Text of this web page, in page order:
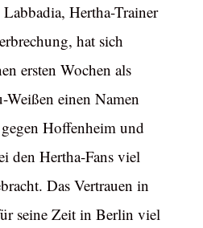
Hertha-Trainer
hat sich
ersten Wochen als
einen Namen
Hoffenheim und
den Hertha-Fans viel
Das Vertrauen in
seine Zeit in Berlin viel